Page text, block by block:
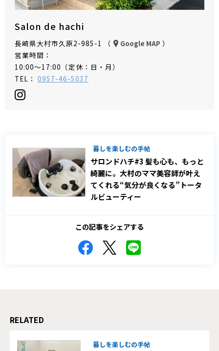
Salon de hachi
長崎県大村市久原2-985-1 （ Google MAP ）
営業時間：
10:00～17:00（定休：日・月）
TEL： 0957-46-5037
暮しを楽しむの手帖
サロンドハチ#3 髪も心も、もっと
綺麗に。大村のママ美容師が叶え
てくれる“気分が良くなる”トータ
ルビューティー
この記事をシェアする
RELATED
暮しを楽しむの手帖